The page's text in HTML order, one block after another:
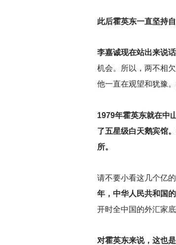
此后霍英东一直坚持
李嘉诚现在站出来说
机会。所以，两不相欠
他一直在观望和犹豫。
1979年霍英东就在中
了五星级白天鹅宾馆
所。
请不要小看这几个亿
年，中华人民共和国
开时全中国的外汇家
对霍英东来说，这也